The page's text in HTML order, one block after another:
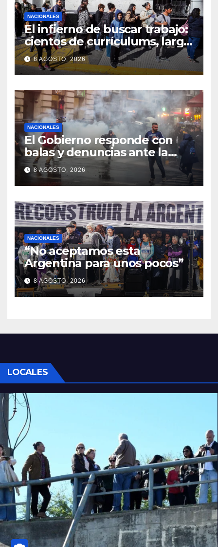
NACIONALES
El infierno de buscar trabajo:
cientos de currículums, larga
espera y menos puestos
registrados
8 AGOSTO, 2026
NACIONALES
El Gobierno responde con
balas y denuncias ante la
protesta
8 AGOSTO, 2026
NACIONALES
“No aceptamos esta
Argentina para unos pocos”
8 AGOSTO, 2026
LOCALES